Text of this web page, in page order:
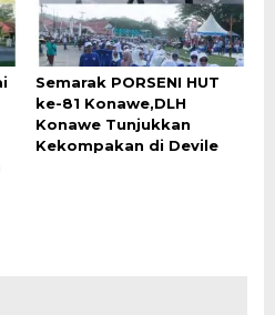
Semarak PORSENI HUT
ke-81 Konawe,DLH
Konawe Tunjukkan
Kekompakan di Devile